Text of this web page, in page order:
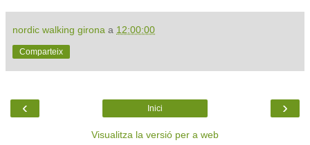
nordic walking girona a 12:00:00
Comparteix
‹ ›
Inici
Visualitza la versió per a web